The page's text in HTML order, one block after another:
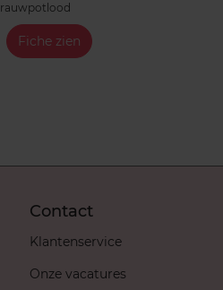
Fiche zien
Contact
Klantenservice
Onze vacatures